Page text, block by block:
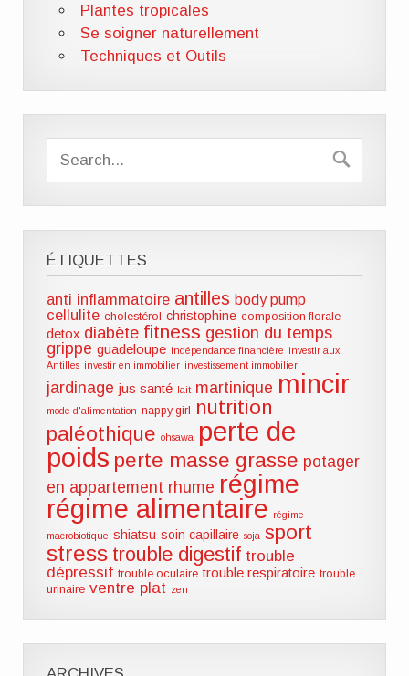
Plantes tropicales
Se soigner naturellement
Techniques et Outils
ÉTIQUETTES
anti inflammatoire antilles body pump
cellulite cholestérol christophine composition florale
detox diabète fitness gestion du temps
grippe guadeloupe indépendance financière investir aux
Antilles investir en immobilier investissement immobilier
jardinage jus santé lait martinique mincir
mode d'alimentation nappy girl
nutrition
paléothique ohsawa
perte de
poids perte masse grasse potager
en appartement rhume régime
régime alimentaire régime
macrobiotique shiatsu soin capillaire soja sport
stress trouble digestif trouble
dépressif trouble oculaire trouble respiratoire trouble
urinaire ventre plat zen